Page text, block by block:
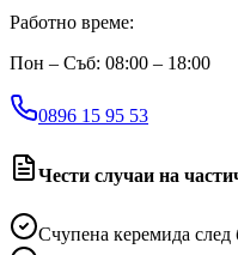
Работно време:
Пон – Съб: 08:00 – 18:00
0896 15 95 53
Чести случаи на
Счупена керемида след